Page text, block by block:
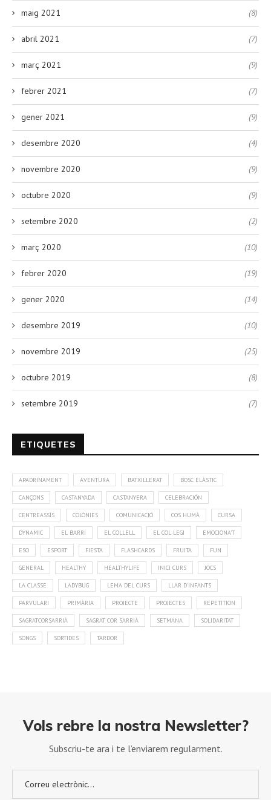
maig 2021 (8)
abril 2021 (7)
març 2021 (9)
febrer 2021 (7)
gener 2021 (9)
desembre 2020 (4)
novembre 2020 (9)
octubre 2020 (9)
setembre 2020 (2)
març 2020 (10)
febrer 2020 (19)
gener 2020 (14)
desembre 2019 (10)
novembre 2019 (25)
octubre 2019 (8)
setembre 2019 (7)
ETIQUETES
APADRINAMENT AVENTURA BATXILLERAT BOSC ELÀSTIC
CANÇONS CASTANYADA CASTANYERA CELEBRACIÓN
CENTREASSÍS COLÒNIES COMUNICACIÓ COS HUMÀ CURSA
DYNAMIC EL BARRI EL COLLELL EL COL·LEGI EMOCIONA'T
ESO ESPORT FIESTA FLASHCARDS FRUITA FUN
GENERAL HEALTHY HEALTHYLIFE INICI CURS JOCS
LA CLASSE LADYBUG LEMA DEL CURS LLAR D'INFANTS
PARVULARI PRIMÀRIA PROJECTE PROJECTES REPETITION
SAGRATCORSARRIÀ SAGRAT COR SARRIÀ SETMANA SOLIDARITAT
SONGS SORTIDES TARDOR
Vols rebre la nostra Newsletter?
Subscriu-te ara i te l’enviarem regularment.